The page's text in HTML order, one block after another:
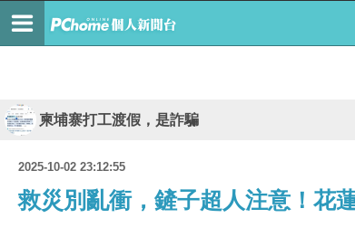
柬埔寨打工渡假，是詐騙
2025-10-02 23:12:55
救災別亂衝，鏟子超人注意！花